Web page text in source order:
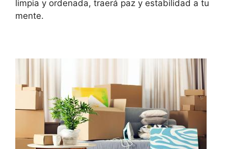
limpia y ordenada, traerá paz y estabilidad a tu
mente.